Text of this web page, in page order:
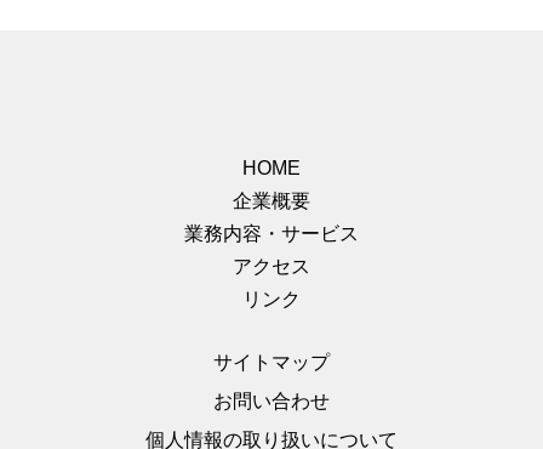
HOME
企業概要
業務内容・サービス
アクセス
リンク
サイトマップ
お問い合わせ
個人情報の取り扱いについて